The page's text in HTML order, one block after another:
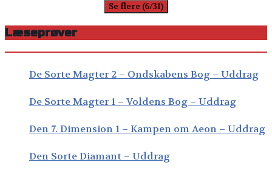
Se flere (6/31)
Læseprøver
De Sorte Magter 2 – Ondskabens Bog – Uddrag
De Sorte Magter 1 – Voldens Bog – Uddrag
Den 7. Dimension 1 – Kampen om Aeon – Uddrag
Den Sorte Diamant – Uddrag